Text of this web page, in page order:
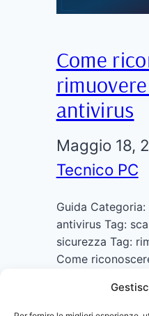
Come
antivirus
Maggio 18,
Tecnico PC
Guida
antivirus Tag:
sicurezza Tag:
Come
antivirus,
rogue antivirus o